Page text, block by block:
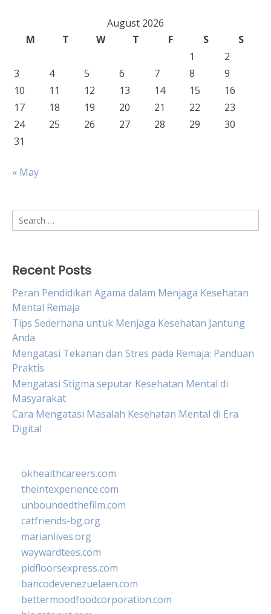
August 2026
M
T W T F S
S
1
2
3
4 5 6 7 8
9
10
11 12 13 14 15
16
17
18 19 20 21 22
23
24
25 26 27 28 29
30
31
« May
Search
for:
Recent Posts
Peran Pendidikan Agama dalam Menjaga Kesehatan
Mental Remaja
Tips Sederhana untuk Menjaga Kesehatan Jantung
Anda
Mengatasi Tekanan dan Stres pada Remaja: Panduan
Praktis
Mengatasi Stigma seputar Kesehatan Mental di
Masyarakat
Cara Mengatasi Masalah Kesehatan Mental di Era
Digital
okhealthcareers.com
theintexperience.com
unboundedthefilm.com
catfriends-bg.org
marianlives.org
waywardtees.com
pidfloorsexpress.com
bancodevenezuelaen.com
bettermoodfoodcorporation.com